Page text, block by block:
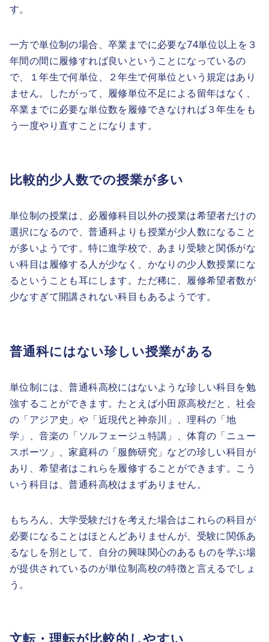
す。
一方で単位制の場合、卒業までに必要な74単位以上を３
年間の間に履修すれば良いということになっているの
で、１年生で何単位、２年生で何単位という規定はあり
ません。したがって、履修単位不足による留年はなく、
卒業までに必要な単位数を履修できなければ３年生をも
う一度やり直すことになります。
比較的少人数での授業が多い
単位制の授業は、必履修科目以外の授業は希望者だけの
選択になるので、普通科よりも授業が少人数になること
が多いようです。特に進学校で、あまり受験と関係がな
い科目は履修する人が少なく、かなりの少人数授業にな
るということも耳にします。ただ稀に、履修希望者数が
少なすぎて開講されない科目もあるようです。
普通科にはない珍しい授業がある
単位制には、普通科高校にはないような珍しい科目を勉
強することができます。たとえば小田原高校だと、社会
の「アジア史」や「近現代と神奈川」、理科の「地
学」、音楽の「ソルフェージュ特講」、体育の「ニュー
スポーツ」、家庭科の「服飾研究」などの珍しい科目が
あり、希望者はこれらを履修することができます。こう
いう科目は、普通科高校はまずありません。
もちろん、大学受験だけを考えた場合はこれらの科目が
必要になることはほとんどありませんが、受験に関係あ
るなしを別として、自分の興味関心のあるものを学ぶ場
が提供されているのが単位制高校の特徴と言えるでしょ
う。
文転・理転が比較的しやすい